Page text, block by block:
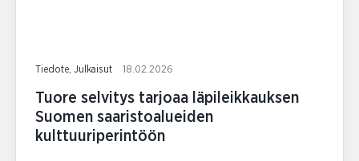
Tiedote, Julkaisut 18.02.2026
Tuore selvitys tarjoaa läpileikkauksen
Suomen saaristoalueiden
kulttuuriperintöön